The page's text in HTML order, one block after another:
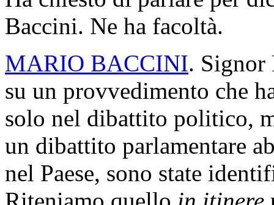
Baccini. Ne ha facoltà.
MARIO BACCINI. Signor
su un provvedimento che
solo nel dibattito politico,
un dibattito parlamentare
nel Paese, sono state